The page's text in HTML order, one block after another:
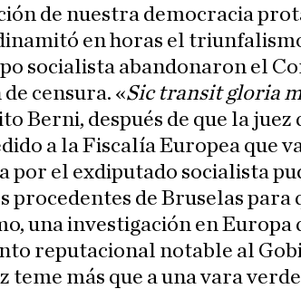
de nuestra democracia
en horas el
socialista abandonaron el
censura. «Sic transit gloria
Berni, después de que la
a la Fiscalía Europea que
por el exdiputado socialista
procedentes de Bruselas para
una investigación en Europa
reputacional notable al
teme más que a una vara